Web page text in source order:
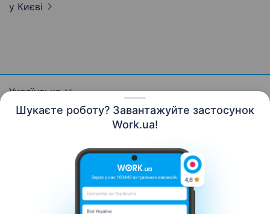
Шукаєте роботу? Завантажуйте застосунок
Work.ua!
у Києві
Українська
Контакти Про нас
Кар’єра
Новини Work.ua
Допомога Умови використання